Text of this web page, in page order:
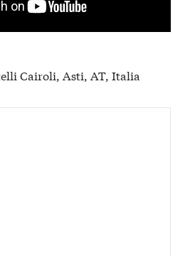
Cairoli, Asti, AT, Italia